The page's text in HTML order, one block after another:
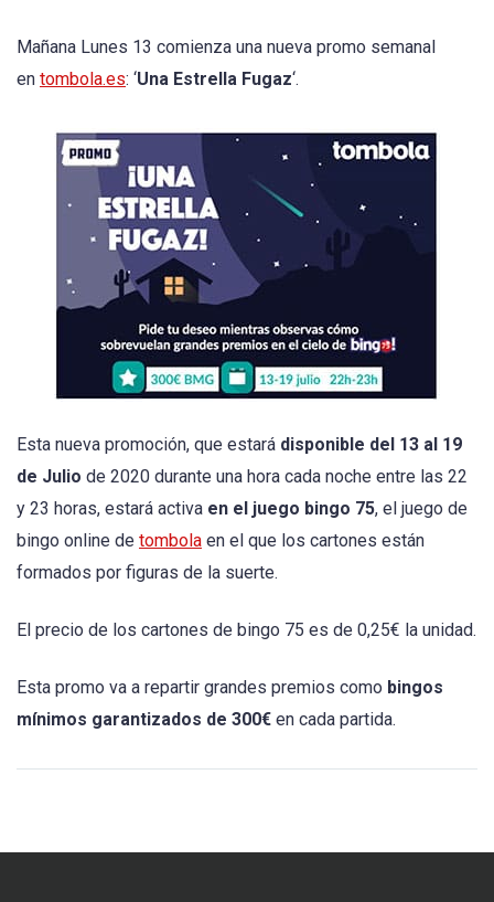
Mañana Lunes 13 comienza una nueva promo semanal
en tombola.es: ‘Una Estrella Fugaz‘.
Esta nueva promoción, que estará disponible del 13 al 19
de Julio de 2020 durante una hora cada noche entre las 22
y 23 horas, estará activa en el juego bingo 75, el juego de
bingo online de tombola en el que los cartones están
formados por figuras de la suerte.
El precio de los cartones de bingo 75 es de 0,25€ la unidad.
Esta promo va a repartir grandes premios como bingos
mínimos garantizados de 300€ en cada partida.